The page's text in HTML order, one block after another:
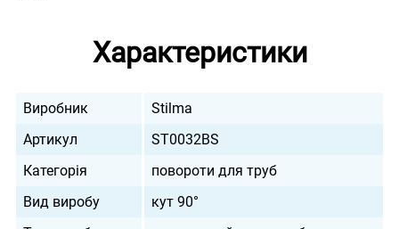
Характеристики
Виробник
Stilma
Артикул
ST0032BS
Категорія
повороти для труб
Вид виробу
кут 90°